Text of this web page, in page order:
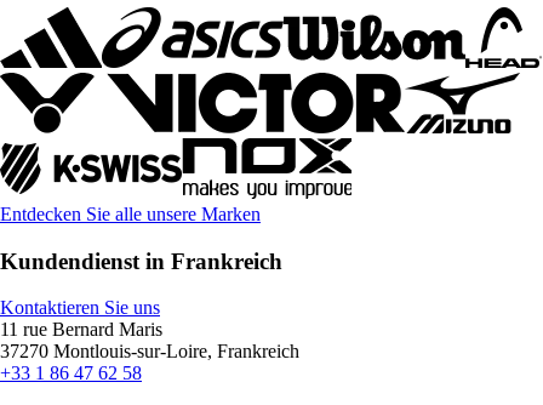
Entdecken Sie alle unsere Marken
Kundendienst in Frankreich
Kontaktieren Sie uns
11 rue Bernard Maris
37270 Montlouis-sur-Loire, Frankreich
+33 1 86 47 62 58